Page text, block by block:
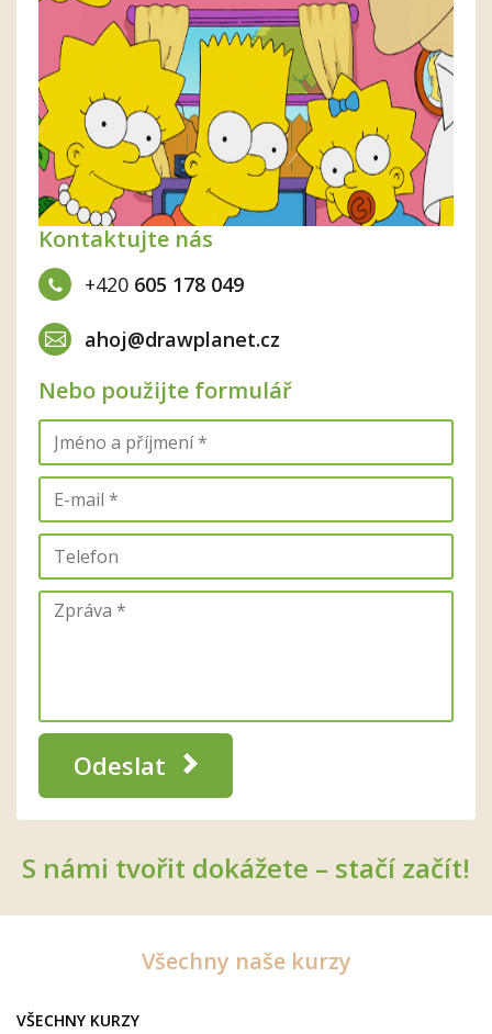
Kontaktujte nás
+420 605 178 049
ahoj@drawplanet.cz
Nebo použijte formulář
Odeslat
S námi tvořit dokážete – stačí začít!
Všechny naše kurzy
VŠECHNY KURZY